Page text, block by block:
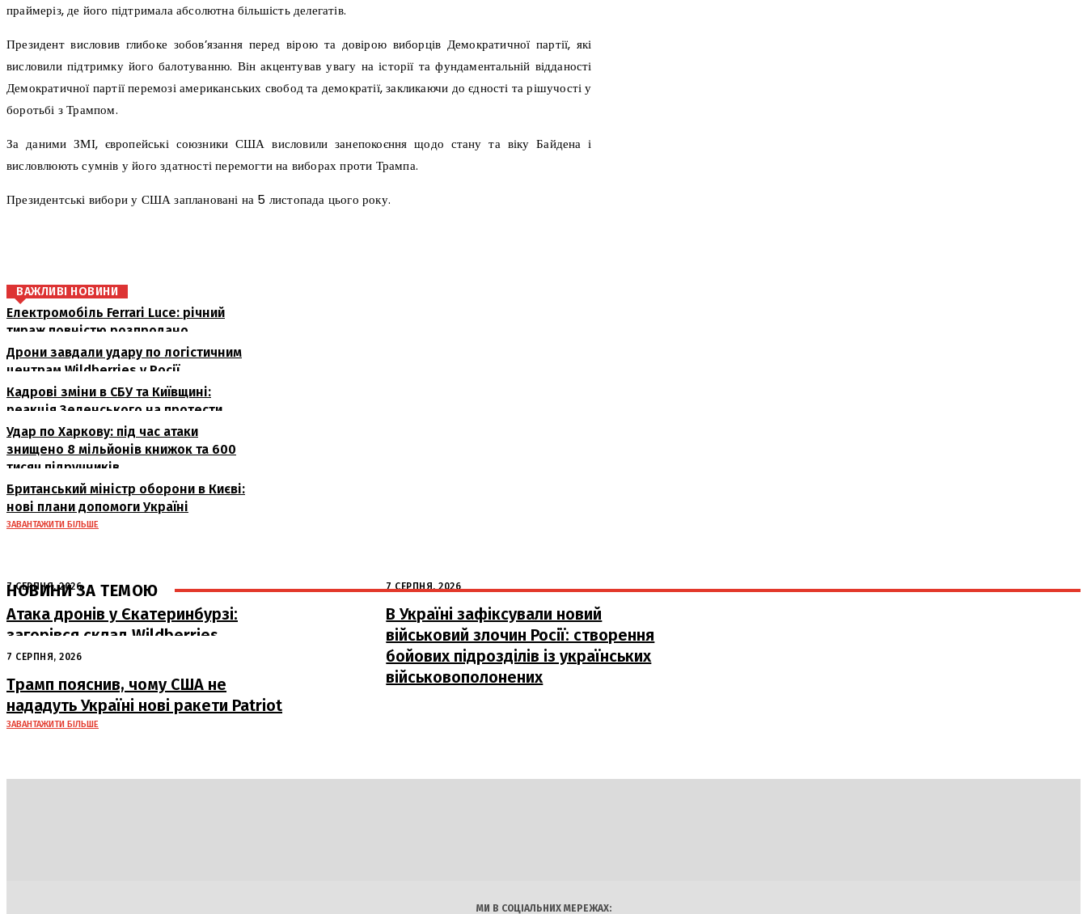
праймеріз, де його підтримала абсолютна більшість делегатів.
Президент висловив глибоке зобов’язання перед вірою та довірою виборців Демократичної партії, які
висловили підтримку його балотуванню. Він акцентував увагу на історії та фундаментальній відданості
Демократичної партії перемозі американських свобод та демократії, закликаючи до єдності та рішучості у
боротьбі з Трампом.
За даними ЗМІ, європейські союзники США висловили занепокоєння щодо стану та віку Байдена і
висловлюють сумнів у його здатності перемогти на виборах проти Трампа.
Президентські вибори у США заплановані на 5 листопада цього року.
ВАЖЛИВІ НОВИНИ
Електромобіль Ferrari Luce: річний
тираж повністю розпродано
Дрони завдали удару по логістичним
центрам Wildberries у Росії
Кадрові зміни в СБУ та Київщині:
реакція Зеленського на протести
Удар по Харкову: під час атаки
знищено 8 мільйонів книжок та 600
тисяч підручників
Британський міністр оборони в Києві:
нові плани допомоги Україні
ЗАВАНТАЖИТИ БІЛЬШЕ
НОВИНИ ЗА ТЕМОЮ
7 СЕРПНЯ, 2026
Атака дронів у Єкатеринбурзі:
загорівся склад Wildberries
7 СЕРПНЯ, 2026
В Україні зафіксували новий
військовий злочин Росії: створення
бойових підрозділів із українських
військовополонених
7 СЕРПНЯ, 2026
Трамп пояснив, чому США не
нададуть Україні нові ракети Patriot
ЗАВАНТАЖИТИ БІЛЬШЕ
МИ В СОЦІАЛЬНИХ МЕРЕЖАХ: